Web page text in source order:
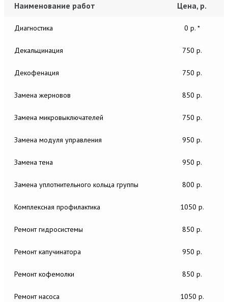
Наименование работ Цена, р.
Диагностика 0 р. *
Декальцинация 750 р.
Декофенация 750 р.
Замена жерновов 850 р.
Замена микровыключателей 750 р.
Замена модуля управления 950 р.
Замена тена 950 р.
Замена уплотнительного кольца группы 800 р.
Комплексная профилактика 1050 р.
Ремонт гидросистемы 850 р.
Ремонт капучинатора 950 р.
Ремонт кофемолки 850 р.
Ремонт насоса 1050 р.